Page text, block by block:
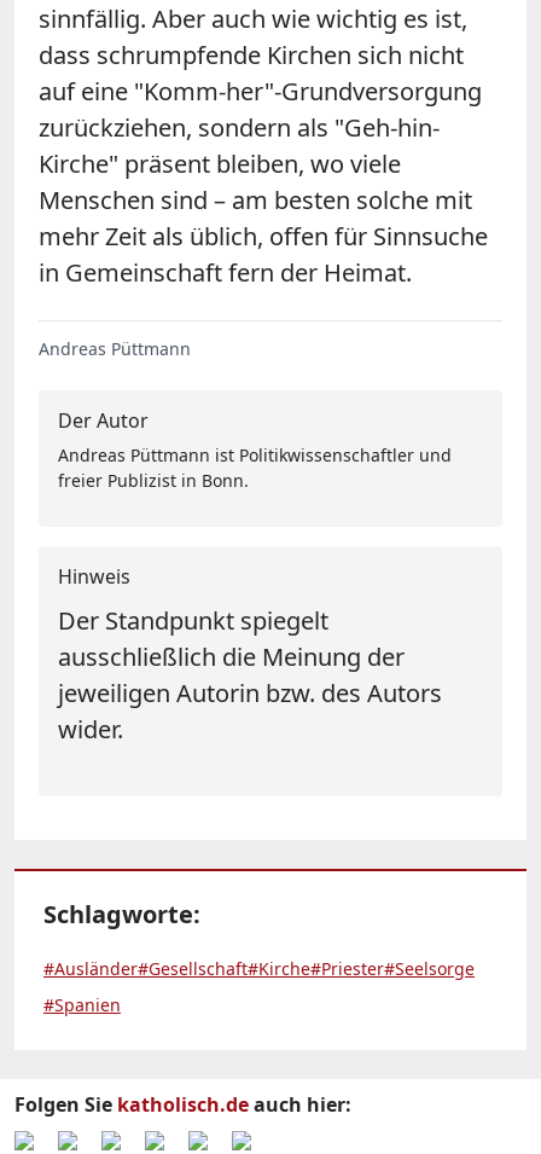
sinnfällig. Aber auch wie wichtig es ist,
dass schrumpfende Kirchen sich nicht
auf eine "Komm-her"-Grundversorgung
zurückziehen, sondern als "Geh-hin-
Kirche" präsent bleiben, wo viele
Menschen sind – am besten solche mit
mehr Zeit als üblich, offen für Sinnsuche
in Gemeinschaft fern der Heimat.
Andreas Püttmann
Der Autor
Andreas Püttmann ist Politikwissenschaftler und
freier Publizist in Bonn.
Hinweis
Der Standpunkt spiegelt
ausschließlich die Meinung der
jeweiligen Autorin bzw. des Autors
wider.
Schlagworte:
#Ausländer#Gesellschaft#Kirche#Priester#Seelsorge
#Spanien
Folgen Sie katholisch.deauch hier: